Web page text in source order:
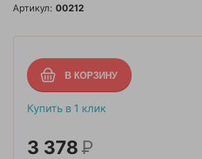
Артикул: 00212
Купить в 1 клик
3 378Р